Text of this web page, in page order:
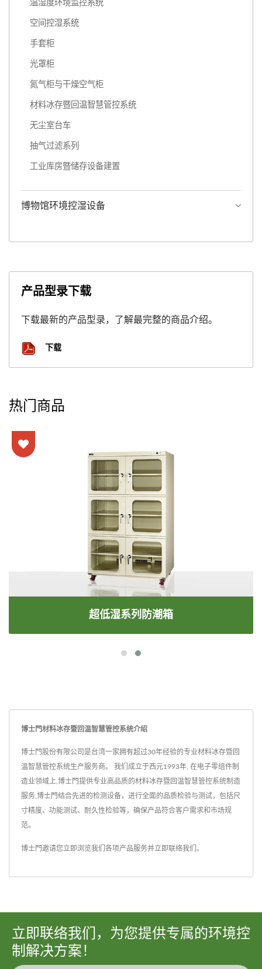
温湿度环境监控系统
空间控湿系统
手套柜
光罩柜
氮气柜与干燥空气柜
材料冰存暨回温智慧管控系统
无尘室台车
抽气过滤系列
工业库房暨储存设备建置
博物馆环境控湿设备
产品型录下载
下载最新的产品型录，了解最完整的商品介绍。
下载
热门商品
超低湿系列防潮箱
博士門材料冰存暨回温智慧管控系统介绍
博士門股份有限公司是台湾一家拥有超过30年经验的专业材料冰存暨回
温智慧管控系统生产服务商。 我们成立于西元1993年, 在电子零组件制
造业领域上,博士門提供专业高品质的材料冰存暨回温智慧管控系统制造
服务,博士門结合先进的检测设备，进行全面的品质检验与测试，包括尺
寸精度、功能测试、耐久性检验等，确保产品符合客户需求和市场规
范。
博士門邀请您立即浏览我们各项产品服务并立即联络我们 。
立即联络我们，为您提供专属的环境控
制解决方案！